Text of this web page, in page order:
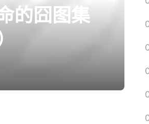
的囧图集